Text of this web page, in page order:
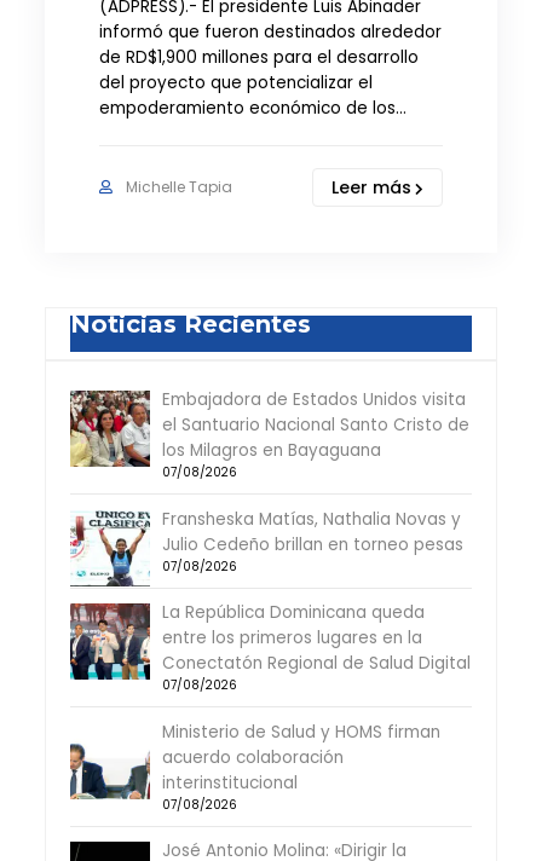
(ADPRESS).- El presidente Luis Abinader
informó que fueron destinados alrededor
de RD$1,900 millones para el desarrollo
del proyecto que potencializar el
empoderamiento económico de los…
Michelle Tapia Leer más
Noticias Recientes
Embajadora de Estados Unidos visita
el Santuario Nacional Santo Cristo de
los Milagros en Bayaguana
07/08/2026
Fransheska Matías, Nathalia Novas y
Julio Cedeño brillan en torneo pesas
07/08/2026
La República Dominicana queda
entre los primeros lugares en la
Conectatón Regional de Salud Digital
07/08/2026
Ministerio de Salud y HOMS firman
acuerdo colaboración
interinstitucional
07/08/2026
José Antonio Molina: «Dirigir la